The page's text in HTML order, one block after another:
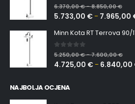
0out of 5
6.370,00€–8.850,00€
5.733,00 € – 7.965,00
Minn Kota RT Terrova 90/
0out of 5
5.250,00€–7.600,00€
4.725,00 € – 6.840,00
NAJBOLJA OCJENA